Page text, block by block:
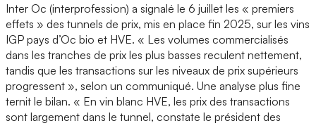
Inter Oc (interprofession) a signalé le 6 juillet les « premiers
effets » des tunnels de prix, mis en place fin 2025, sur les vins
IGP pays d’Oc bio et HVE. « Les volumes commercialisés
dans les tranches de prix les plus basses reculent nettement,
tandis que les transactions sur les niveaux de prix supérieurs
progressent », selon un communiqué. Une analyse plus fine
ternit le bilan. « En vin blanc HVE, les prix des transactions
sont largement dans le tunnel, constate le président des